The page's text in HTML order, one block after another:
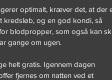
optimalt, kræver det, at der
kredsløb, og en god kondi, så
blodpropper, som også kan
gange om ugen.
helt gratis. Igennem dagen
fjernes om natten ved et